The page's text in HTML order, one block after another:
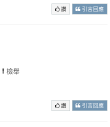
讚 引言回應
檢舉
讚 引言回應